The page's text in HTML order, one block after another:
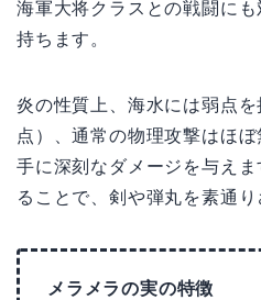
海軍大将クラスとの戦闘に
持ちます。
炎の性質上、海水には弱点
点）、通常の物理攻撃はほ
手に深刻なダメージを与え
ることで、剣や弾丸を素通り
メラメラの実の特徴